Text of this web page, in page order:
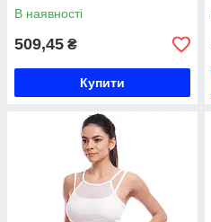
В наявності
509,45 ₴
Купити